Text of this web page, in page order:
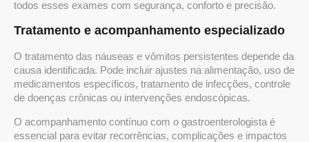
todos esses exames com segurança, conforto e precisão.
Tratamento e acompanhamento especializado
O tratamento das náuseas e vômitos persistentes depende da
causa identificada. Pode incluir ajustes na alimentação, uso de
medicamentos específicos, tratamento de infecções, controle
de doenças crônicas ou intervenções endoscópicas.
O acompanhamento contínuo com o gastroenterologista é
essencial para evitar recorrências, complicações e impactos